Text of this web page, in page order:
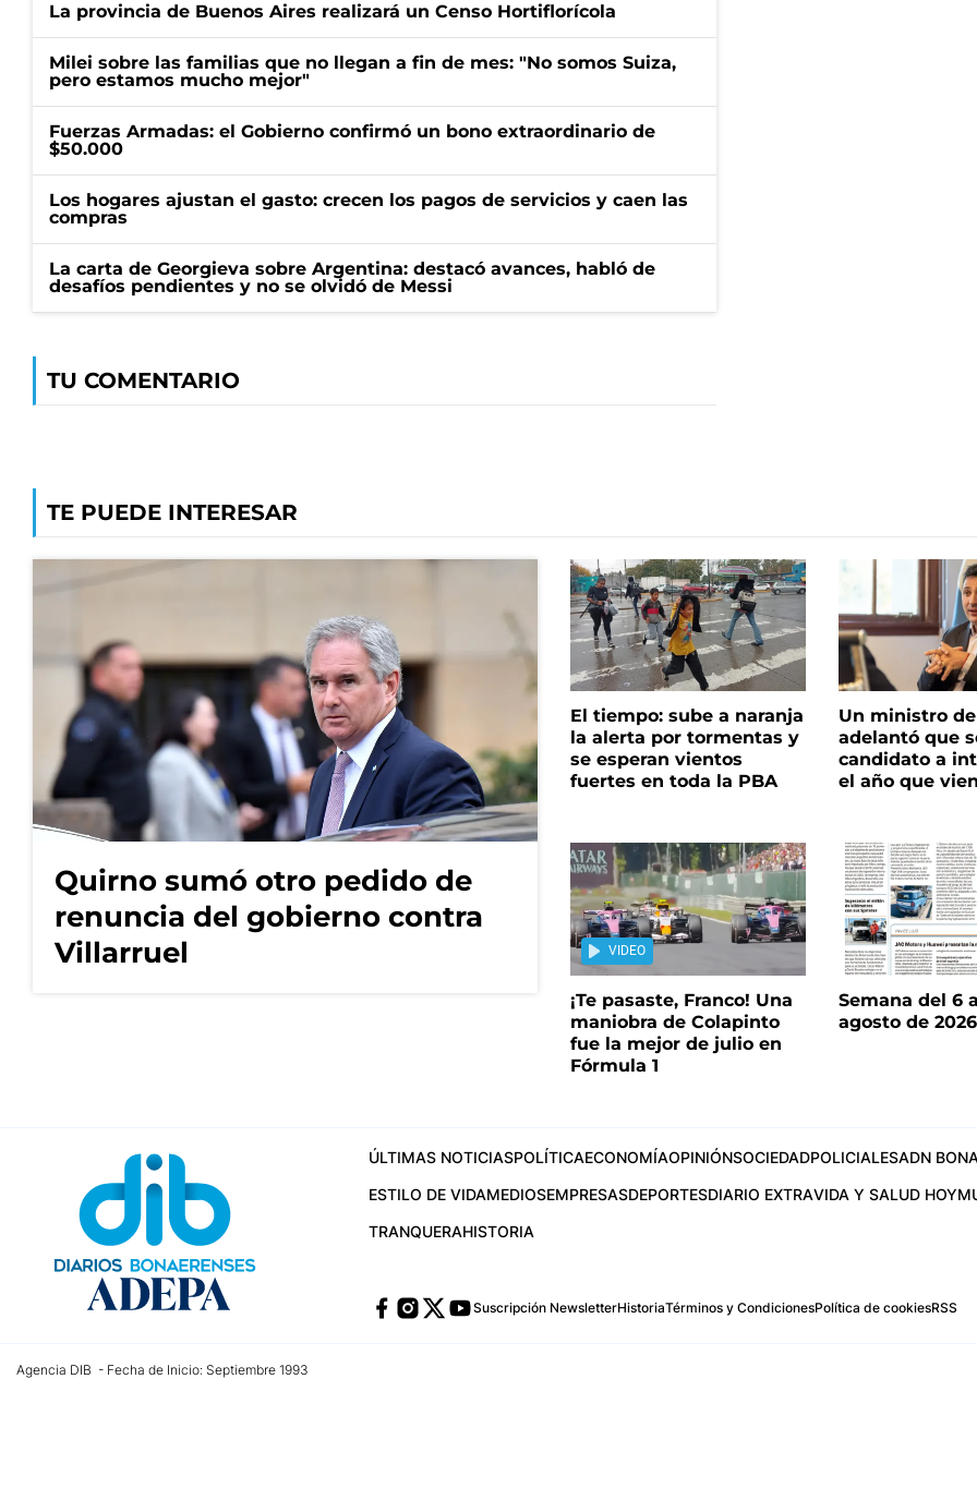
La provincia de Buenos Aires realizará un Censo Hortiflorícola
Milei sobre las familias que no llegan a fin de mes: "No somos Suiza,
pero estamos mucho mejor"
Fuerzas Armadas: el Gobierno confirmó un bono extraordinario de
$50.000
Los hogares ajustan el gasto: crecen los pagos de servicios y caen las
compras
La carta de Georgieva sobre Argentina: destacó avances, habló de
desafíos pendientes y no se olvidó de Messi
TU COMENTARIO
TE PUEDE INTERESAR
Quirno sumó otro pedido de
renuncia del gobierno contra
Villarruel
El tiempo: sube a naranja
la alerta por tormentas y
se esperan vientos
fuertes en toda la PBA
Un ministro
adelantó que
candidato a
el año que
VIDEO
¡Te pasaste, Franco! Una
maniobra de Colapinto
fue la mejor de julio en
Fórmula 1
Semana del 6
agosto de 2026
ÚLTIMAS NOTICIASPOLÍTICAECONOMÍAOPINIÓNSOCIEDADPOLICIALESADN
ESTILO DE VIDAMEDIOSEMPRESASDEPORTESDIARIO EXTRAVIDA Y SALUD HOY
TRANQUERAHISTORIA
Suscripción NewsletterHistoriaTérminos y CondicionesPolítica de cookiesRSS
Agencia DIB - Fecha de Inicio: Septiembre 1993